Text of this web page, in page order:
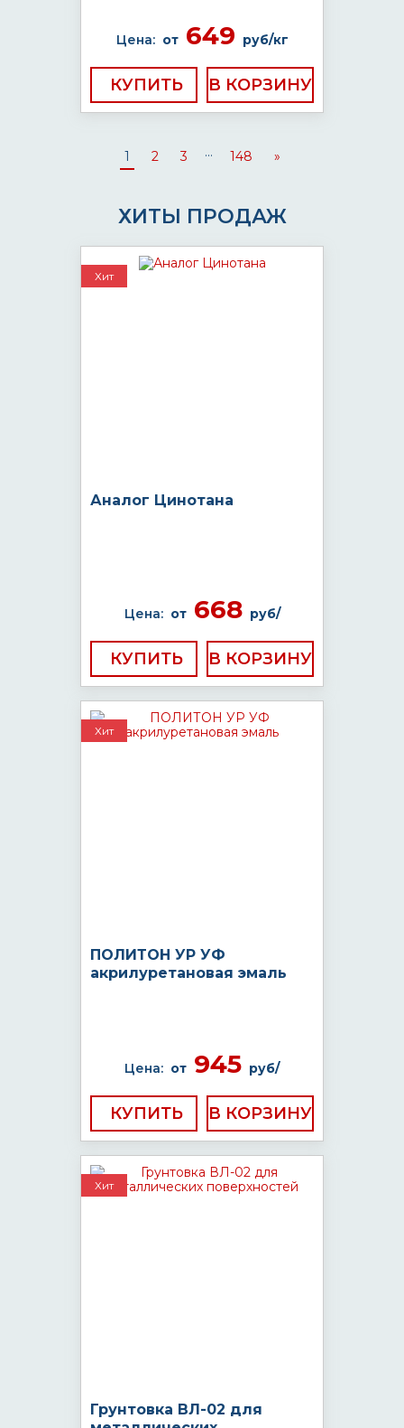
Цена: от649 руб/кг
КУПИТЬ
1 2 3 ... 148 »
ХИТЫ ПРОДАЖ
Хит
Аналог Цинотана
Цена: от668 руб/
КУПИТЬ
Хит
ПОЛИТОН УР УФ
акрилуретановая эмаль
Цена: от 945 руб/
КУПИТЬ
Хит
Грунтовка ВЛ-02 для